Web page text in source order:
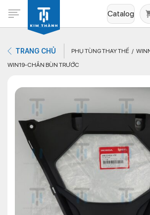
Catalog
Không có sản phẩm nào trong
TRANG CHỦ PHỤ TÙNG THAY THẾ
WIN19-CHẮN BÙN TRƯỚC